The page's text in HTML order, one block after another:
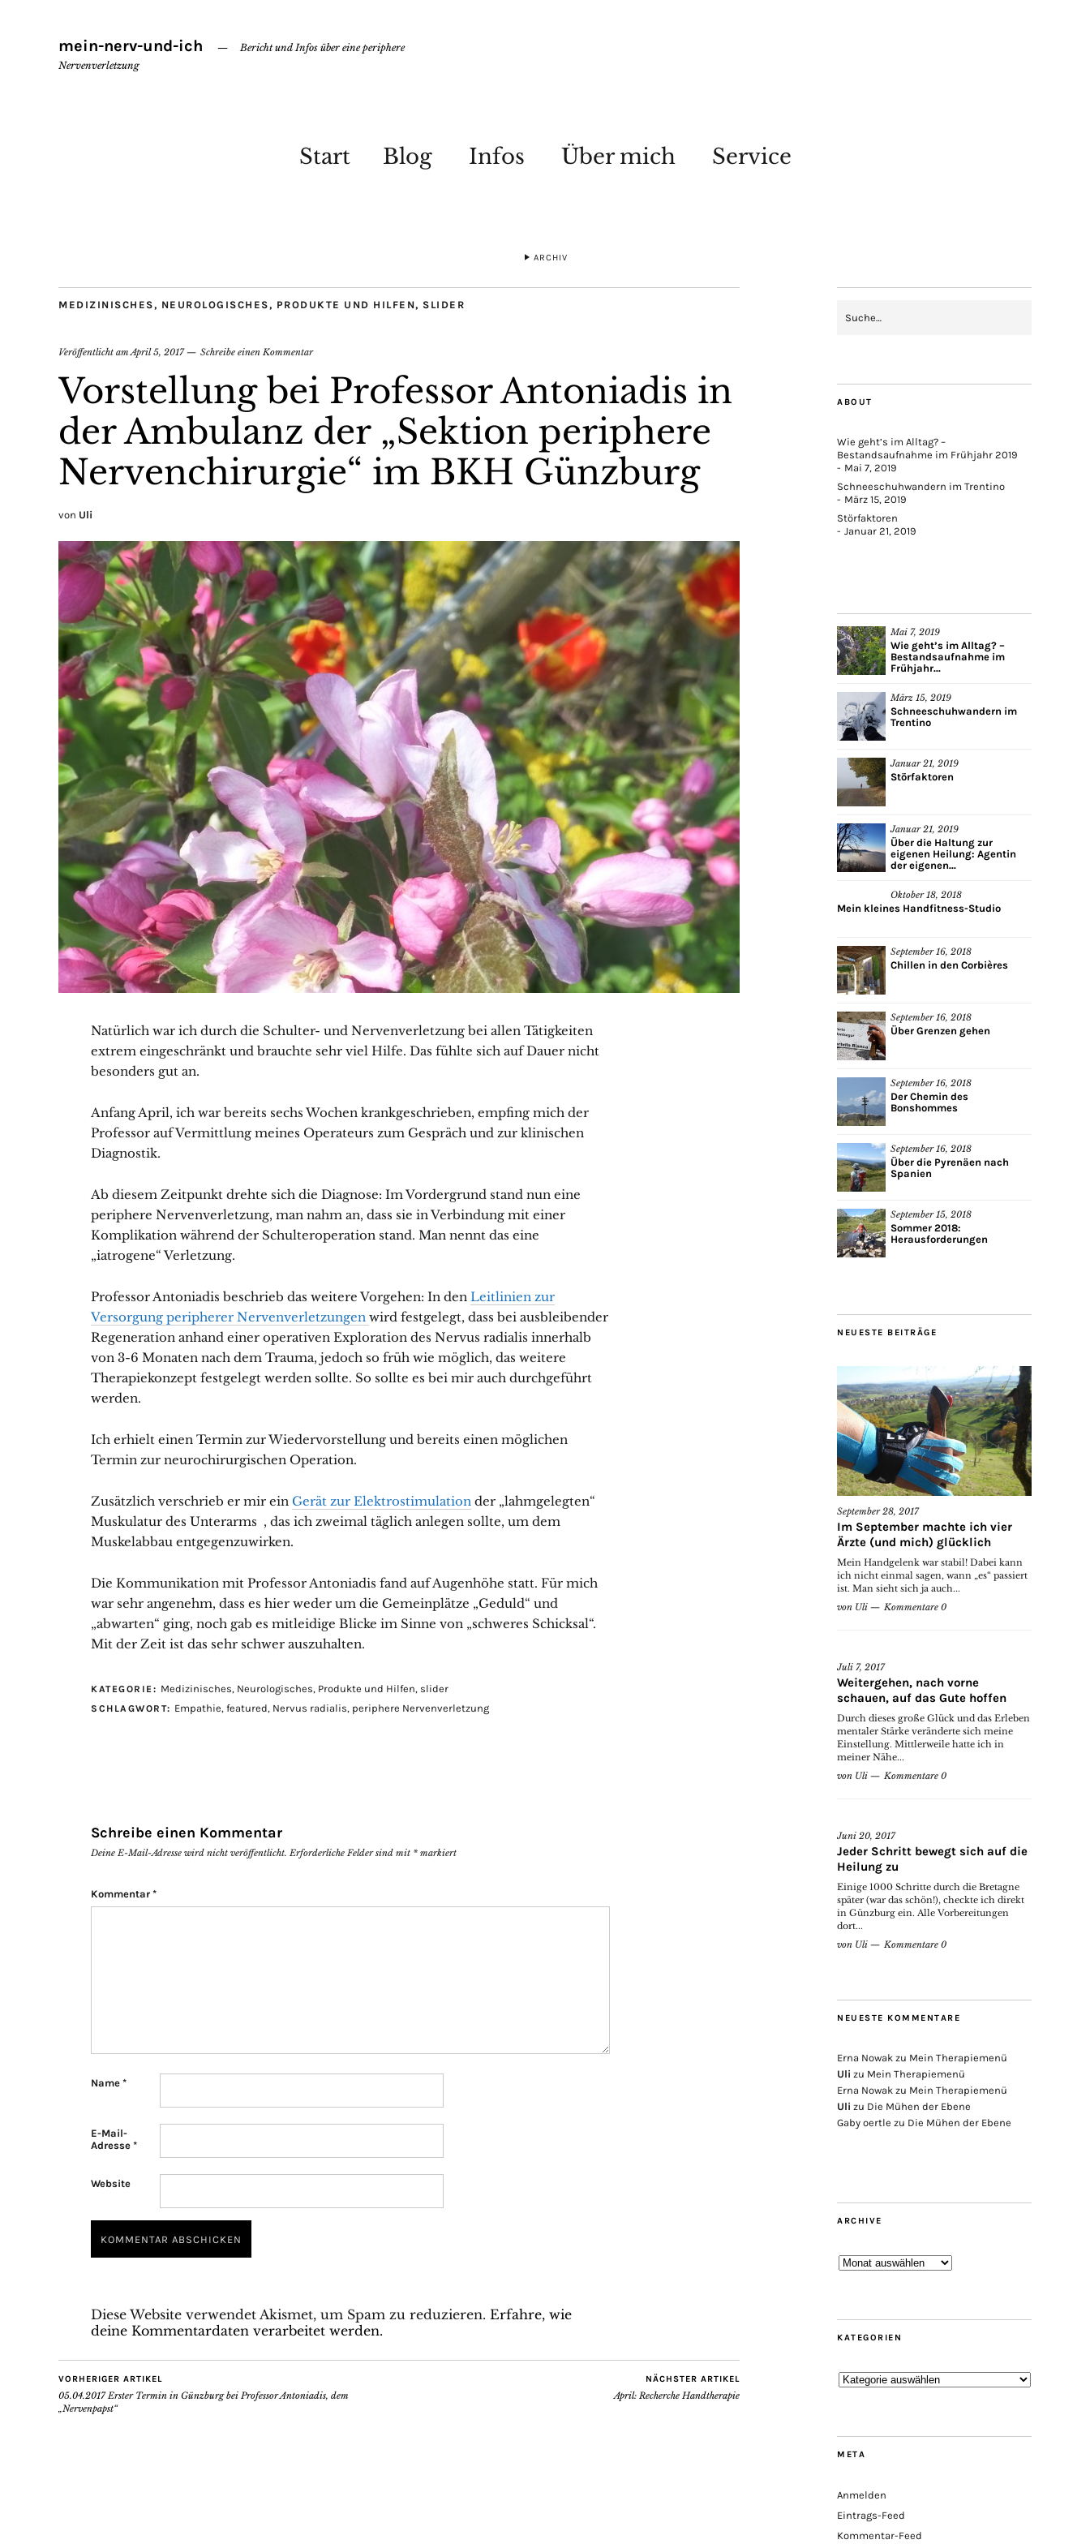
mein-nerv-und-ich
Bericht und Infos über eine periphere
Nervenverletzung
Start Blog Infos Über mich Service
ARCHIV
MEDIZINISCHES, NEUROLOGISCHES, PRODUKTE UND HILFEN, SLIDER
Veröffentlicht amApril 5, 2017 Schreibe einen Kommentar
Vorstellung bei Professor Antoniadis in
der Ambulanz der „Sektion periphere
Nervenchirurgie“ im BKH Günzburg
von Uli
Natürlich war ich durch die Schulter- und Nervenverletzung bei allen Tätigkeiten
extrem eingeschränkt und brauchte sehr viel Hilfe. Das fühlte sich auf Dauer nicht
besonders gut an.
Anfang April, ich war bereits sechs Wochen krankgeschrieben, empfing mich der
Professor auf Vermittlung meines Operateurs zum Gespräch und zur klinischen
Diagnostik.
Ab diesem Zeitpunkt drehte sich die Diagnose: Im Vordergrund stand nun eine
periphere Nervenverletzung, man nahm an, dass sie in Verbindung mit einer
Komplikation während der Schulteroperation stand. Man nennt das eine
„iatrogene“ Verletzung.
Professor Antoniadis beschrieb das weitere Vorgehen: In den Leitlinien zur
Versorgung peripherer Nervenverletzungen wird festgelegt, dass bei ausbleibender
Regeneration anhand einer operativen Exploration des Nervus radialis innerhalb
von 3-6 Monaten nach dem Trauma, jedoch so früh wie möglich, das weitere
Therapiekonzept festgelegt werden sollte. So sollte es bei mir auch durchgeführt
werden.
Ich erhielt einen Termin zur Wiedervorstellung und bereits einen möglichen
Termin zur neurochirurgischen Operation.
Zusätzlich verschrieb er mir ein Gerät zur Elektrostimulation der „lahmgelegten“
Muskulatur des Unterarms , das ich zweimal täglich anlegen sollte, um dem
Muskelabbau entgegenzuwirken.
Die Kommunikation mit Professor Antoniadis fand auf Augenhöhe statt. Für mich
war sehr angenehm, dass es hier weder um die Gemeinplätze „Geduld“ und
„abwarten“ ging, noch gab es mitleidige Blicke im Sinne von „schweres Schicksal“.
Mit der Zeit ist das sehr schwer auszuhalten.
KATEGORIE: Medizinisches, Neurologisches, Produkte und Hilfen, slider
SCHLAGWORT: Empathie, featured, Nervus radialis, periphere Nervenverletzung
Schreibe einen Kommentar
Deine E-Mail-Adresse wird nicht veröffentlicht. Erforderliche Felder sind mit * markiert
Kommentar *
Name *
E-Mail-
Adresse *
Website
Diese Website verwendet Akismet, um Spam zu reduzieren. Erfahre, wie
deine Kommentardaten verarbeitet werden.
VORHERIGER ARTIKEL
05.04.2017 Erster Termin in Günzburg bei Professor Antoniadis, dem
„Nervenpapst“
NÄCHSTER ARTIKEL
April: Recherche Handtherapie
ABOUT
Wie geht’s im Alltag? –
Bestandsaufnahme im Frühjahr 2019
Mai 7, 2019
Schneeschuhwandern im Trentino
März 15, 2019
Störfaktoren
Januar 21, 2019
Mai 7, 2019
Wie geht’s im Alltag? –
Bestandsaufnahme im
Frühjahr...
März 15, 2019
Schneeschuhwandern im
Trentino
Januar 21, 2019
Störfaktoren
Januar 21, 2019
Über die Haltung zur
eigenen Heilung: Agentin
der eigenen...
Oktober 18, 2018
Mein kleines Handfitness-Studio
September 16, 2018
Chillen in den Corbières
September 16, 2018
Über Grenzen gehen
September 16, 2018
Der Chemin des
Bonshommes
September 16, 2018
Über die Pyrenäen nach
Spanien
September 15, 2018
Sommer 2018:
Herausforderungen
NEUESTE BEITRÄGE
September 28, 2017
Im September machte ich vier
Ärzte (und mich) glücklich
Mein Handgelenk war stabil! Dabei kann
ich nicht einmal sagen, wann „es“ passiert
ist. Man sieht sich ja auch...
von Uli Kommentare 0
Juli 7, 2017
Weitergehen, nach vorne
schauen, auf das Gute hoffen
Durch dieses große Glück und das Erleben
mentaler Stärke veränderte sich meine
Einstellung. Mittlerweile hatte ich in
meiner Nähe...
von Uli Kommentare 0
Juni 20, 2017
Jeder Schritt bewegt sich auf die
Heilung zu
Einige 1000 Schritte durch die Bretagne
später (war das schön!), checkte ich direkt
in Günzburg ein. Alle Vorbereitungen
dort...
von Uli Kommentare 0
NEUESTE KOMMENTARE
Erna Nowak zu Mein Therapiemenü
Uli zu Mein Therapiemenü
Erna Nowak zu Mein Therapiemenü
Uli zu Die Mühen der Ebene
Gaby oertle zu Die Mühen der Ebene
ARCHIVE
Archive
KATEGORIEN
Kategorien
META
Anmelden
Eintrags-Feed
Kommentar-Feed